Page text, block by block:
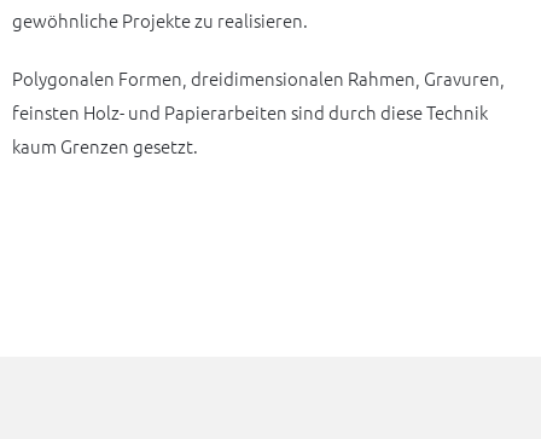
ge­wöhn­li­che Projek­te zu realisieren.
Poly­go­na­len Formen, drei­di­men­sio­na­len Rahmen, Gravu­ren,
feins­ten Holz- und Papier­ar­bei­ten sind durch diese Tech­nik
kaum Gren­zen gesetzt.